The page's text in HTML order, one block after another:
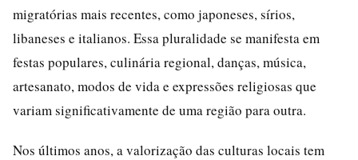
migratórias mais recentes, como japoneses, sírios,
libaneses e italianos. Essa pluralidade se manifesta em
festas populares, culinária regional, danças, música,
artesanato, modos de vida e expressões religiosas que
variam significativamente de uma região para outra.
Nos últimos anos, a valorização das culturas locais tem